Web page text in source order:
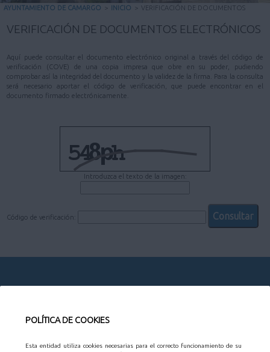
POLÍTICA DE COOKIES
Esta entidad utiliza cookies necesarias para el correcto funcionamiento de su
VALIDACIÓN DE DOCUMENTOS
AYUDA
AYUNTAMIENTO DE CAMARGO > INICIO > VERIFICACIÓN DE DOCUMENTOS
VERIFICACIÓN DE DOCUMENTOS ELECTRÓNICOS
Aquí puede consultar el documento electrónico original a través del código de
verificación (COVE) de una copia impresa que obre en su poder, pudiendo
comprobar así la integridad del documento y la validez de la firma. Para la consulta
será necesario aportar el código de verificación, que puede encontrar en el
documento firmado electrónicamente.
Introduzca el texto de la imagen:
Código de verificación: